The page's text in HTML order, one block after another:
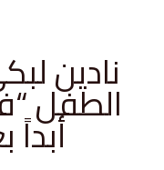
نادين
الطفل